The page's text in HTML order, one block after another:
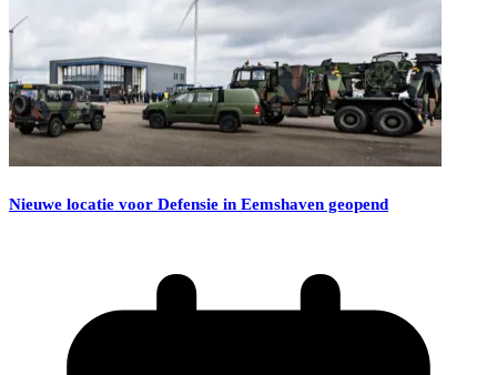
Nieuwe locatie voor Defensie in Eemshaven geopend